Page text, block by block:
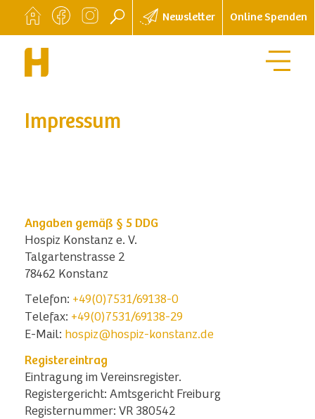
Newsletter Online Spenden
Impressum
Angaben gemäß § 5 DDG
Hospiz Konstanz e. V.
Talgartenstrasse 2
78462 Konstanz
Telefon: +49(0)7531/69138-0
Telefax: +49(0)7531/69138-29
E-Mail: hospiz@hospiz-konstanz.de
Registereintrag
Eintragung im Vereinsregister.
Registergericht: Amtsgericht Freiburg
Registernummer: VR 380542